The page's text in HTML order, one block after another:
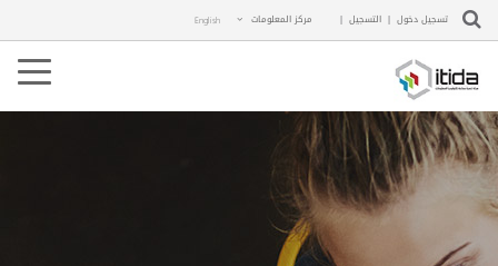
تسجيل دخول | التسجيل | مركز المعلومات English